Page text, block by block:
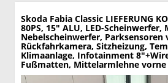
Skoda Fabia Classic LIEFERUNG
80PS, 15" ALU, LED-Scheinwerfer,
Nebelscheinwerfer, Parksensoren
Rückfahrkamera, Sitzheizung,
Klimaanlage, Infotainment
Fußmatten, Mittelarmlehne vorne